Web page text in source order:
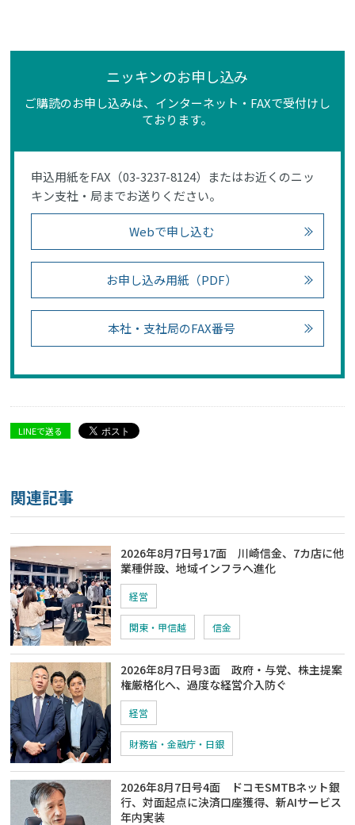
ニッキンのお申し込み
ご購読のお申し込みは、インターネット・FAXで受付けし
ております。
申込用紙をFAX（03-3237-8124）またはお近くのニッ
キン支社・局までお送りください。
Webで申し込む
お申し込み用紙（PDF）
本社・支社局のFAX番号
LINEで送る
関連記事
2026年8月7日号17面 川崎信金、7カ店に他
業種併設、地域インフラへ進化
経営
関東・甲信越 信金
2026年8月7日号3面 政府・与党、株主提案
権厳格化へ、過度な経営介入防ぐ
経営
財務省・金融庁・日銀
2026年8月7日号4面 ドコモSMTBネット銀
行、対面起点に決済口座獲得、新AIサービス
年内実装